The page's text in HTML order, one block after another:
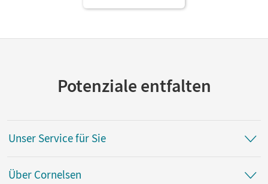
Mit Medien
Potenziale entfalten
Unser Service für Sie
Über Cornelsen